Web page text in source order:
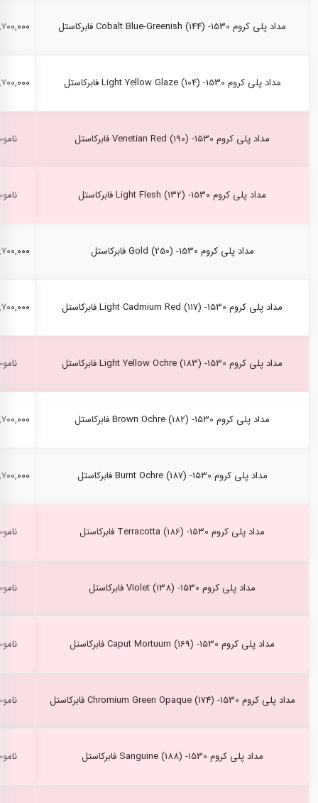
مداد پلی کروم Cobalt Blue-Greenish (144) -1530 فابرکاستل ۲,۷۰۰,۰۰۰
مداد پلی کروم Light Yellow Glaze (104) -1530 فابرکاستل ۲,۷۰۰,۰۰۰
مداد پلی کروم Venetian Red (190) -1530 فابرکاستل
مداد پلی کروم Light Flesh (132) -1530 فابرکاستل
مداد پلی کروم Gold (250) -1530 فابرکاستل ۲,۷۰۰,۰۰۰
مداد پلی کروم Light Cadmium Red (117) -1530 فابرکاستل ۲,۷۰۰,۰۰۰
مداد پلی کروم Light Yellow Ochre (183) -1530 فابرکاستل
مداد پلی کروم Brown Ochre (182) -1530 فابرکاستل ۲,۷۰۰,۰۰۰
مداد پلی کروم Burnt Ochre (187) -1530 فابرکاستل ۲,۷۰۰,۰۰۰
مداد پلی کروم Terracotta (186) -1530 فابرکاستل
مداد پلی کروم Violet (138) -1530 فابرکاستل
مداد پلی کروم Caput Mortuum (169) -1530 فابرکاستل
مداد پلی کروم Chromium Green Opaque (174) -1530 فابرکاستل
مداد پلی کروم Sanguine (188) -1530 فابرکاستل